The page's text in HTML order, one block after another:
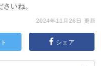
いね。
2024年11月26日 更新
シェア